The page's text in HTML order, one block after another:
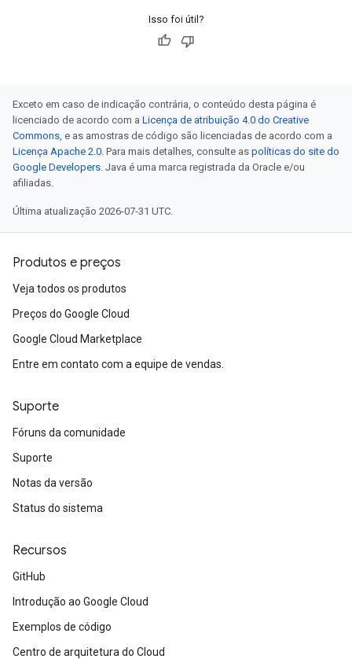
Isso foi útil?
Exceto em caso de indicação contrária, o conteúdo desta página é
licenciado de acordo com a Licença de atribuição 4.0 do Creative
Commons, e as amostras de código são licenciadas de acordo com a
Licença Apache 2.0. Para mais detalhes, consulte as políticas do site do
Google Developers. Java é uma marca registrada da Oracle e/ou
afiliadas.
Última atualização 2026-07-31 UTC.
Produtos e preços
Veja todos os produtos
Preços do Google Cloud
Google Cloud Marketplace
Entre em contato com a equipe de vendas.
Suporte
Fóruns da comunidade
Suporte
Notas da versão
Status do sistema
Recursos
GitHub
Introdução ao Google Cloud
Exemplos de código
Centro de arquitetura do Cloud